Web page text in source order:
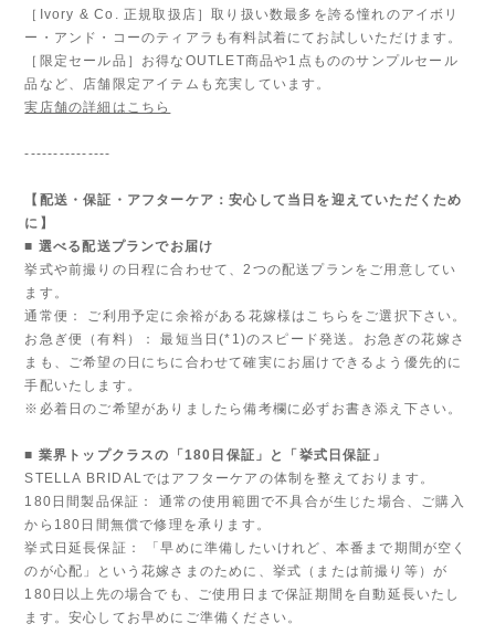
［Ivory & Co. 正規取扱店］取り扱い数最多を誇る憧れのアイボリ
ー・アンド・コーのティアラも有料試着にてお試しいただけます。
［限定セール品］お得なOUTLET商品や1点もののサンプルセール
品など、店舗限定アイテムも充実しています。
実店舗の詳細はこちら
---------------
【配送・保証・アフターケア：安心して当日を迎えていただくため
に】
■ 選べる配送プランでお届け
挙式や前撮りの日程に合わせて、2つの配送プランをご用意してい
ます。
通常便： ご利用予定に余裕がある花嫁様はこちらをご選択下さい。
お急ぎ便（有料）： 最短当日(*1)のスピード発送。お急ぎの花嫁さ
まも、ご希望の日にちに合わせて確実にお届けできるよう優先的に
手配いたします。
※必着日のご希望がありましたら備考欄に必ずお書き添え下さい。
■ 業界トップクラスの「180日保証」と「挙式日保証」
STELLA BRIDALではアフターケアの体制を整えております。
180日間製品保証： 通常の使用範囲で不具合が生じた場合、ご購入
から180日間無償で修理を承ります。
挙式日延長保証： 「早めに準備したいけれど、本番まで期間が空く
のが心配」という花嫁さまのために、挙式（または前撮り等）が
180日以上先の場合でも、ご使用日まで保証期間を自動延長いたし
ます。安心してお早めにご準備ください。